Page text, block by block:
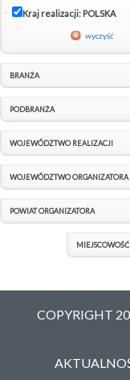
Kraj realizacji: POLSKA
wyczyść
BRANŻA
PODBRANŻA
WOJEWÓDZTWO REALIZACJI
WOJEWÓDZTWO ORGANIZATORA
POWIAT ORGANIZATORA
COPYRIGHT